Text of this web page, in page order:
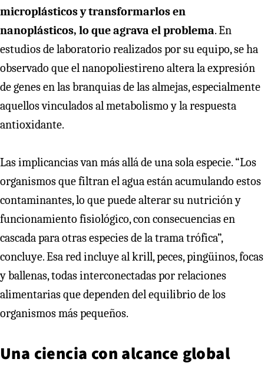
microplásticos y transformarlos en
nanoplásticos, lo que agrava el problema. En
estudios de laboratorio realizados por su equipo, se ha
observado que el nanopoliestireno altera la expresión
de genes en las branquias de las almejas, especialmente
aquellos vinculados al metabolismo y la respuesta
antioxidante.
Las implicancias van más allá de una sola especie. “Los
organismos que filtran el agua están acumulando estos
contaminantes, lo que puede alterar su nutrición y
funcionamiento fisiológico, con consecuencias en
cascada para otras especies de la trama trófica”,
concluye. Esa red incluye al krill, peces, pingüinos, focas
y ballenas, todas interconectadas por relaciones
alimentarias que dependen del equilibrio de los
organismos más pequeños.
Una ciencia con alcance global